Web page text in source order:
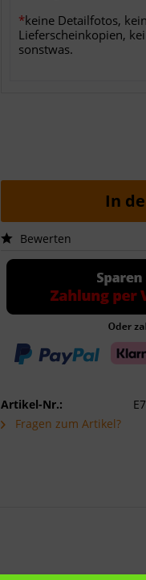
*keine Detailfotos,
Lieferscheinkopien,
sonstwas.
In
Bewerten
Artikel-Nr.:
Fragen zum Artikel?